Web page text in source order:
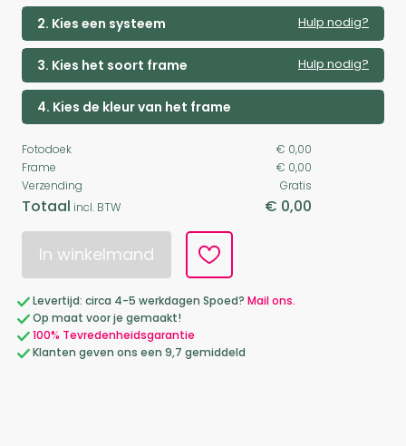
2. Kies een systeem Hulp nodig?
3. Kies het soort frame Hulp nodig?
4. Kies de kleur van het frame
Fotodoek
€ 0,00
Frame
€ 0,00
Verzending
Gratis
Totaal incl. BTW € 0,00
In winkelmand
Levertijd: circa 4-5 werkdagen Spoed? Mail ons.
Op maat voor je gemaakt!
100% Tevredenheidsgarantie
Klanten geven ons een 9,7 gemiddeld